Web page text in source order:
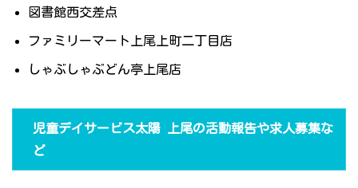
図書館西交差点
ファミリーマート上尾上町二丁目店
しゃぶしゃぶどん亭上尾店
児童デイサービス太陽 上尾の活動報告や求人募集な
ど